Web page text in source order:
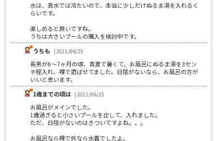
水は、真水では冷たいので、本当に少しだけぬるま湯を入れるく
らいです。
楽しめると良いですね。
うちは大きいプールの購入を検討中です。
うちも | 2011/06/25
長男が6～7ヶ月の頃、真夏で暑くて、お風呂にぬるま湯を3セン
チ程入れ、裸で遊ばせてました。日陰がないなら、お風呂の方が
いいと思います。
1歳までの頃は | 2011/06/25
お風呂がメインでした。
1歳過ぎると小さいプールを出して、入れました。
ただ、日陰がないのはきついですよね。。。
お風呂なら裸で外なら水着でしたよ。